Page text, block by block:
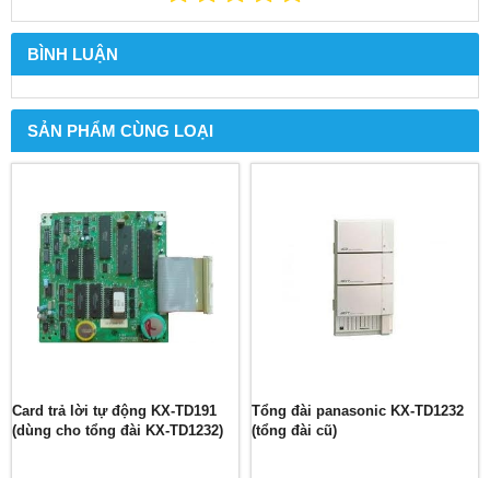
BÌNH LUẬN
SẢN PHẨM CÙNG LOẠI
Card trả lời tự động KX-TD191
(dùng cho tổng đài KX-TD1232)
Tổng đài panasonic KX-TD1232
(tổng đài cũ)